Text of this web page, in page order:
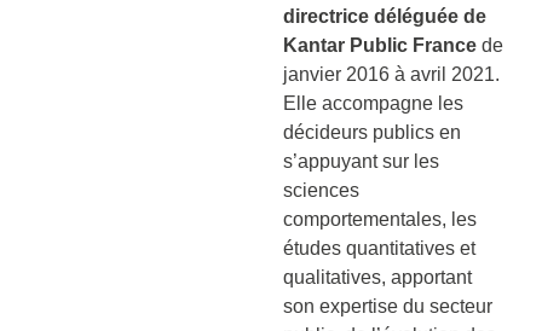
directrice déléguée de
Kantar Public France de
janvier 2016 à avril 2021.
Elle accompagne les
décideurs publics en
s’appuyant sur les
sciences
comportementales, les
études quantitatives et
qualitatives, apportant
son expertise du secteur